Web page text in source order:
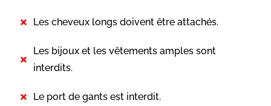
Les cheveux longs doivent être attachés.
Les bijoux et les vêtements amples sont
interdits.
Le port de gants est interdit.